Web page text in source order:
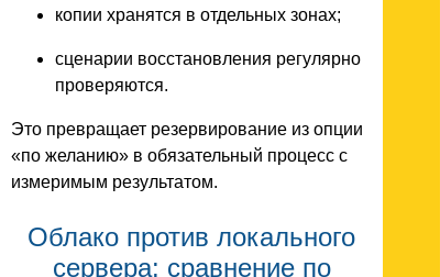
копии хранятся в отдельных зонах;
сценарии восстановления регулярно
проверяются.
Это превращает резервирование из опции
«по желанию» в обязательный процесс с
измеримым результатом.
Облако против локального
сервера: сравнение по